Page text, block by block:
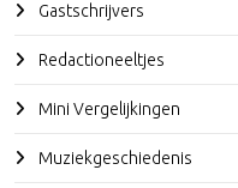
Gastschrijvers
Redactioneeltjes
Mini Vergelijkingen
Muziekgeschiedenis